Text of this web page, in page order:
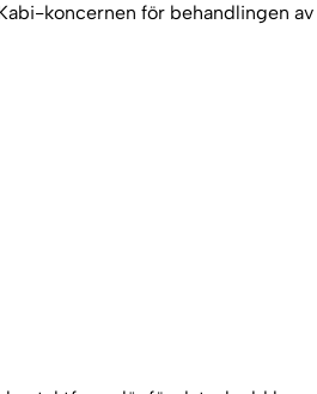
koncernen för behandlingen av